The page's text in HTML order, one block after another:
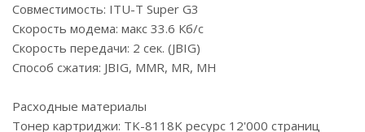
Совместимость: ITU-T Super G3
Скорость модема: макс 33.6 Кб/с
Скорость передачи: 2 сек. (JBIG)
Способ сжатия: JBIG, MMR, MR, MH
Расходные материалы
Тонер картриджи: TK-8118K ресурс 12'000 страниц